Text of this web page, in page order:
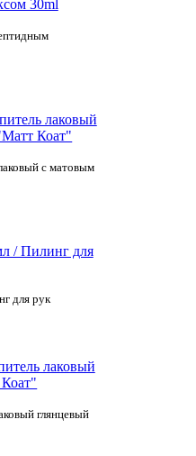
с матовым
для рук
глянцевый